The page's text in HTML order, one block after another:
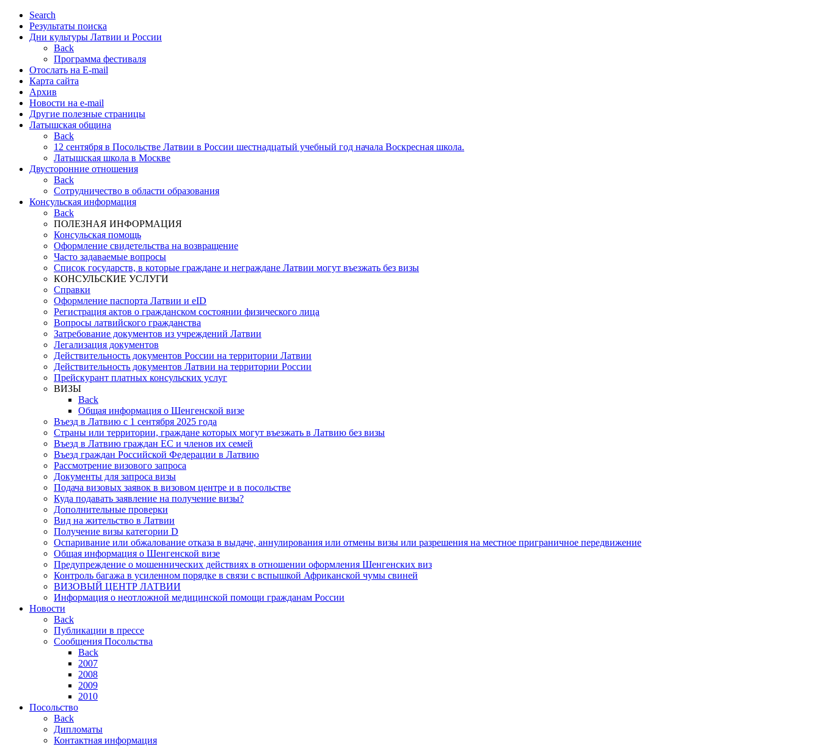
Search
Результаты поиска
Дни культуры Латвии и России
Back
Программа фестиваля
Отослать на E-mail
Карта сайта
Архив
Новости на e-mail
Другие полезные страницы
Латышская община
Back
12 сентября в Посольстве Латвии в России шестнадцатый учебный год начала Воскресная школа.
Латышская школа в Москве
Двусторонние отношения
Back
Cотрудничество в области образования
Консульская информация
Back
ПОЛЕЗНАЯ ИНФОРМАЦИЯ
Консульская помощь
Оформление свидетельства на возвращение
Часто задаваемые вопросы
Список государств, в которые граждане и неграждане Латвии могут въезжать без визы
КОНСУЛЬСКИЕ УСЛУГИ
Справки
Оформление паспорта Латвии и eID
Регистрация актов о гражданском состоянии физического лица
Вопросы латвийского гражданства
Затребование документов из учреждений Латвии
Легализация документов
Действительность документов России на территории Латвии
Действительность документов Латвии на территории России
Прейскурант платных консульских услуг
ВИЗЫ
Back
Общая информация о Шенгенской визе
Въезд в Латвию с 1 сентября 2025 года
Страны или территории, граждане которых могут въезжать в Латвию без визы
Въезд в Латвию граждан ЕС и членов их семей
Въезд граждан Российской Федерации в Латвию
Рассмотрение визового запроса
Документы для запроса визы
Подача визовых заявок в визовом центре и в посольстве
Куда подавать заявление на получение визы?
Дополнительные проверки
Вид на жительство в Латвии
Получение визы категории D
Оспаривание или обжалование отказа в выдаче, аннулирования или отмены визы или разрешения на местное приграничное передвижение
Общая информация о Шенгенской визе
Предупреждение о мошеннических действиях в отношении оформления Шенгенских виз
Контроль багажа в усиленном порядке в связи с вспышкой Африканской чумы свиней
ВИЗОВЫЙ ЦЕНТР ЛАТВИИ
Информация о неотложной медицинской помощи гражданам России
Новости
Back
Публикации в прессе
Сообщения Посольства
Back
2007
2008
2009
2010
Посольство
Back
Дипломаты
Контактная информация